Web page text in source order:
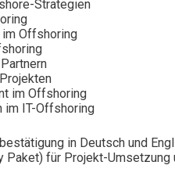
Strategien
Offshoring
im Offshoring
im IT-Offshoring
in Deutsch und
Paket) für Projekt-